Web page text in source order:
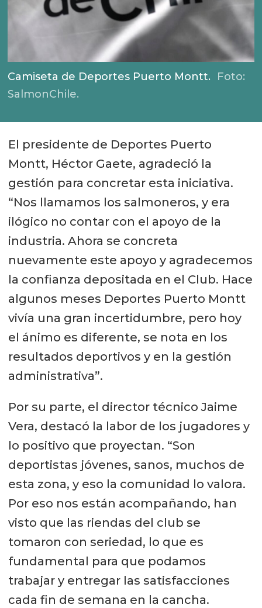
Camiseta de Deportes Puerto Montt.
Foto:
SalmonChile.
El presidente de Deportes Puerto
Montt, Héctor Gaete, agradeció la
gestión para concretar esta iniciativa.
“Nos llamamos los salmoneros, y era
ilógico no contar con el apoyo de la
industria. Ahora se concreta
nuevamente este apoyo y agradecemos
la confianza depositada en el Club. Hace
algunos meses Deportes Puerto Montt
vivía una gran incertidumbre, pero hoy
el ánimo es diferente, se nota en los
resultados deportivos y en la gestión
administrativa”.
Por su parte, el director técnico Jaime
Vera, destacó la labor de los jugadores y
lo positivo que proyectan. “Son
deportistas jóvenes, sanos, muchos de
esta zona, y eso la comunidad lo valora.
Por eso nos están acompañando, han
visto que las riendas del club se
tomaron con seriedad, lo que es
fundamental para que podamos
trabajar y entregar las satisfacciones
cada fin de semana en la cancha.